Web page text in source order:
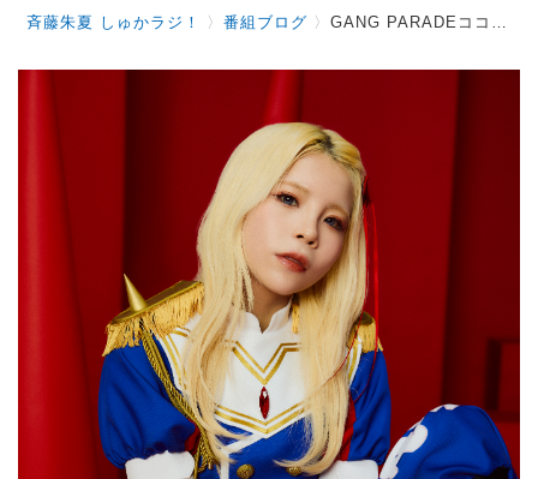
斉藤朱夏 しゅかラジ！ 〉番組ブログ 〉GANG PARADEココ・パーティン・ココさんの「今」を表す３つの言葉